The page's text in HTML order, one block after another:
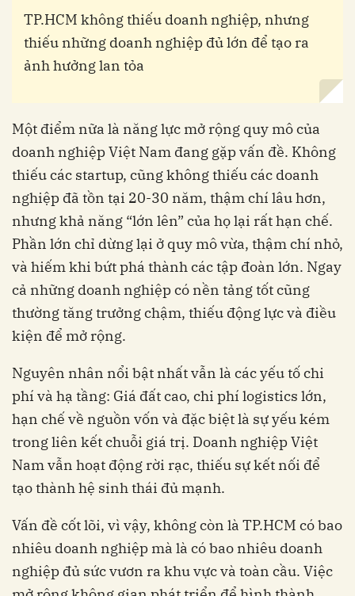
TP.HCM không thiếu doanh nghiệp, nhưng
thiếu những doanh nghiệp đủ lớn để tạo ra
ảnh hưởng lan tỏa
Một điểm nữa là năng lực mở rộng quy mô của
doanh nghiệp Việt Nam đang gặp vấn đề. Không
thiếu các startup, cũng không thiếu các doanh
nghiệp đã tồn tại 20-30 năm, thậm chí lâu hơn,
nhưng khả năng “lớn lên” của họ lại rất hạn chế.
Phần lớn chỉ dừng lại ở quy mô vừa, thậm chí nhỏ,
và hiếm khi bứt phá thành các tập đoàn lớn. Ngay
cả những doanh nghiệp có nền tảng tốt cũng
thường tăng trưởng chậm, thiếu động lực và điều
kiện để mở rộng.
Nguyên nhân nổi bật nhất vẫn là các yếu tố chi
phí và hạ tầng: Giá đất cao, chi phí logistics lớn,
hạn chế về nguồn vốn và đặc biệt là sự yếu kém
trong liên kết chuỗi giá trị. Doanh nghiệp Việt
Nam vẫn hoạt động rời rạc, thiếu sự kết nối để
tạo thành hệ sinh thái đủ mạnh.
Vấn đề cốt lõi, vì vậy, không còn là TP.HCM có bao
nhiêu doanh nghiệp mà là có bao nhiêu doanh
nghiệp đủ sức vươn ra khu vực và toàn cầu. Việc